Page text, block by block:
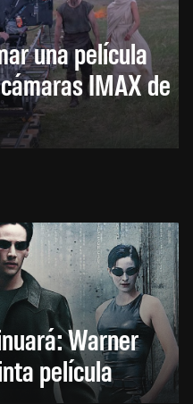
una película
IMAX de
Warner
película